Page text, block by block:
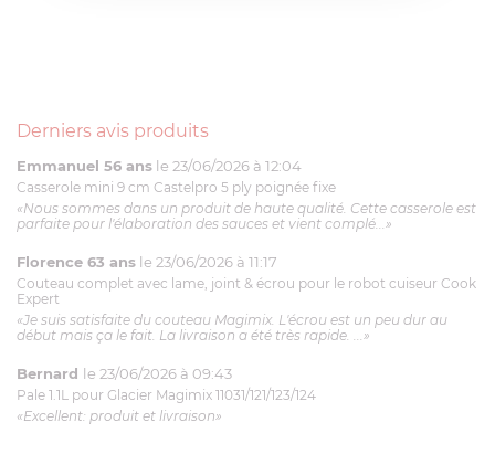
Derniers avis produits
Emmanuel 56 ans le 23/06/2026 à 12:04
Casserole mini 9 cm Castelpro 5 ply poignée fixe
«Nous sommes dans un produit de haute qualité. Cette casserole est
parfaite pour l'élaboration des sauces et vient complé...»
Florence 63 ans le 23/06/2026 à 11:17
Couteau complet avec lame, joint & écrou pour le robot cuiseur Cook
Expert
«Je suis satisfaite du couteau Magimix. L'écrou est un peu dur au
début mais ça le fait. La livraison a été très rapide. ...»
Bernard le 23/06/2026 à 09:43
Pale 1.1L pour Glacier Magimix 11031/121/123/124
«Excellent: produit et livraison»